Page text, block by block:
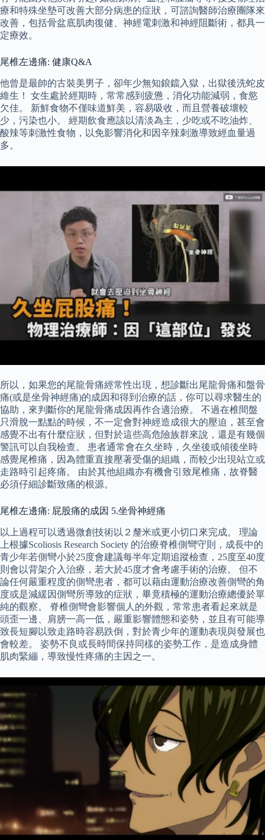
療和特殊坐墊可改善大部分病患的症狀，可諮詢醫師治療團隊來
改善，包括骨盆底肌肉復健、神經電刺激和神經阻斷術，都具一
定療效。
尾椎左邊痛: 健康Q&A
他曾是最帥的古裝美男子，卻年少無知鋃鐺入獄，出獄後洗蛇皮
維生！ 女生處於經期時，常常感到疲憊，消化功能減弱，食慾
欠佳。 新鮮食物不僅味道鮮美，容易吸收，而且營養破壞較
少，污染也小。 經期飲食應該以清淡為主，少吃或不吃油炸、
酸辣等刺激性食物，以免影響消化和因辛辣刺激導致經血量過
多。
所以，如果您的尾龍骨痛經常性出現，想診斷出尾龍骨痛和盤骨
痛(或是坐骨神經痛)的成因和得到治療的話，你可以尋求醫生的
協助，來判斷你的尾龍骨痛成因再作合適治療。 不過在椎間盤
只滑脫一點點的時候，不一定會對神經造成很大的壓迫，甚至會
感覺不出有什麼症狀，但對於這些高危險族群來說，還是有幾個
警訊可以自我檢查。 患者通常會在久坐時，久坐後或傾後坐時
感覺尾椎痛，因為體重直接壓著受傷的組織，而較少出現站立或
走路時引起疼痛。 由於其他組織亦有機會引致尾椎痛，故脊醫
必須仔細診斷致痛的根源。
尾椎左邊痛: 屁股痛的成因 5.坐骨神經痛
以上過程可以透過微創技術以２釐米或更小切口來完成。 理論
上根據Scoliosis Research Society 的治療脊椎側彎守則，成長中的
青少年若側彎小於25度會建議每半年定期追蹤檢查，25度至40度
則會以背架介入治療，若大於45度才會考慮手術的治療。 但不
論任何嚴重程度的側彎患者，都可以藉由運動治療改善側彎的角
度或是減緩因側彎所導致的症狀，畢竟積極的運動治療總優於單
純的觀察。 脊椎側彎會影響個人的外觀，常常患者看起來就是
頭歪一邊、肩膀一高一低，嚴重影響體態和姿勢，並且有可能導
致長短腳以致走路時容易跌倒，對於青少年的運動表現與發展也
會較差。 姿勢不良或長時間保持同樣的姿勢工作，是造成身體
肌肉緊繃，導致慢性疼痛的主因之一。